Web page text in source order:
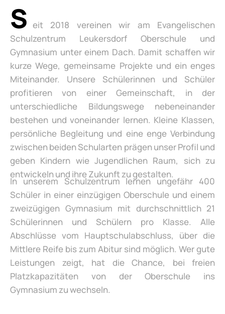
S eit 2018 vereinen wir am Evangelischen
Schulzentrum Leukersdorf Oberschule und
Gymnasium unter einem Dach. Damit schaffen wir
kurze Wege, gemeinsame Projekte und ein enges
Miteinander. Unsere Schülerinnen und Schüler
profitieren von einer Gemeinschaft, in der
unterschiedliche Bildungswege nebeneinander
bestehen und voneinander lernen. Kleine Klassen,
persönliche Begleitung und eine enge Verbindung
zwischen beiden Schularten prägen unser Profil und
geben Kindern wie Jugendlichen Raum, sich zu
entwickeln und ihre Zukunft zu gestalten.
In unserem Schulzentrum lernen ungefähr 400
Schüler in einer einzügigen Oberschule und einem
zweizügigen Gymnasium mit durchschnittlich 21
Schülerinnen und Schülern pro Klasse. Alle
Abschlüsse vom Hauptschulabschluss, über die
Mittlere Reife bis zum Abitur sind möglich. Wer gute
Leistungen zeigt, hat die Chance, bei freien
Platzkapazitäten von der Oberschule ins
Gymnasium zu wechseln.